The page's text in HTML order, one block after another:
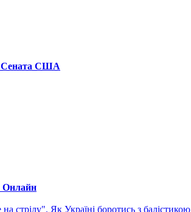
Сената США
Онлайн
стрілу". Як Україні боротись з балістикою